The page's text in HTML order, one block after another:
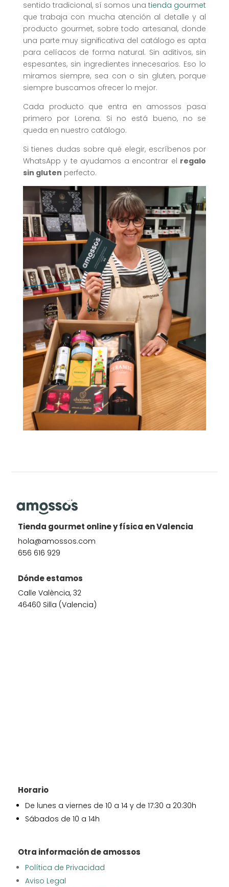
sentido tradicional, sí somos unatienda gourmet
que trabaja con mucha atención al detalle y al
producto gourmet, sobre todo artesanal, donde
una parte muy significativa del catálogo es apta
para celíacos de forma natural. Sin aditivos, sin
espesantes, sin ingredientes innecesarios. Eso lo
miramos siempre, sea con o sin gluten, porque
siempre buscamos ofrecer lo mejor.
Cada producto que entra en amossos pasa
primero por Lorena. Si no está bueno, no se
queda en nuestro catálogo.
Si tienes dudas sobre qué elegir, escríbenos por
WhatsApp y te ayudamos a encontrar el regalo
sin gluten perfecto.
Tienda gourmet online y física en Valencia
hola@amossos.com
656 616 929
Dónde estamos
Calle València, 32
46460 Silla (Valencia)
Horario
De lunes a viernes de 10 a 14 y de 17:30 a 20:30h
Sábados de 10 a 14h
Otra información de amossos
Política de Privacidad
Aviso Legal